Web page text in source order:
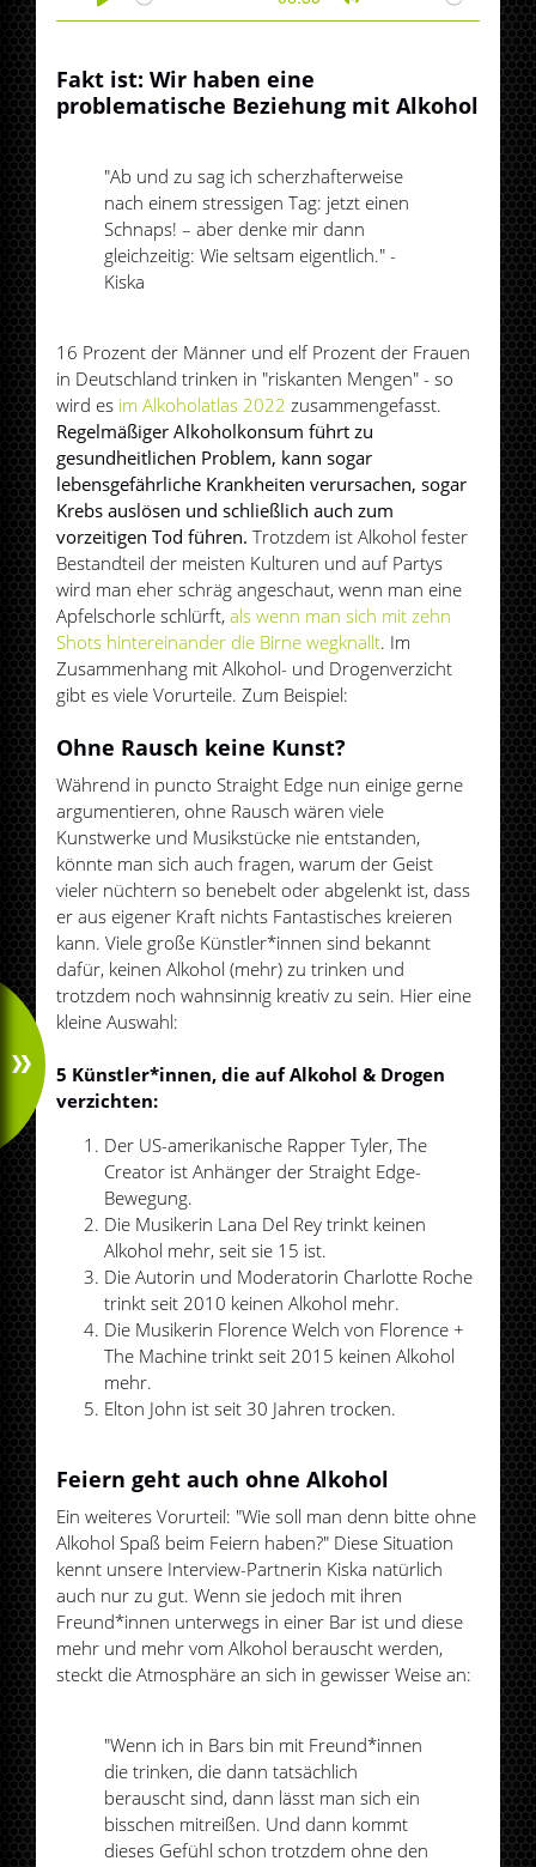
Play Mute
Fakt ist: Wir haben eine
problematische Beziehung mit Alkohol
"Ab und zu sag ich scherzhafterweise
nach einem stressigen Tag: jetzt einen
Schnaps! – aber denke mir dann
gleichzeitig: Wie seltsam eigentlich." -
Kiska
16 Prozent der Männer und elf Prozent der Frauen
in Deutschland trinken in "riskanten Mengen" - so
wird es im Alkoholatlas 2022 zusammengefasst.
Regelmäßiger Alkoholkonsum führt zu
gesundheitlichen Problem, kann sogar
lebensgefährliche Krankheiten verursachen, sogar
Krebs auslösen und schließlich auch zum
vorzeitigen Tod führen. Trotzdem ist Alkohol fester
Bestandteil der meisten Kulturen und auf Partys
wird man eher schräg angeschaut, wenn man eine
Apfelschorle schlürft,als wenn man sich mit zehn
Shots hintereinander die Birne wegknallt. Im
Zusammenhang mit Alkohol- und Drogenverzicht
gibt es viele Vorurteile. Zum Beispiel:
Ohne Rausch keine Kunst?
Während in puncto Straight Edge nun einige gerne
argumentieren, ohne Rausch wären viele
Kunstwerke und Musikstücke nie entstanden,
könnte man sich auch fragen, warum der Geist
vieler nüchtern so benebelt oder abgelenkt ist, dass
er aus eigener Kraft nichts Fantastisches kreieren
kann. Viele große Künstler*innen sind bekannt
dafür, keinen Alkohol (mehr) zu trinken und
trotzdem noch wahnsinnig kreativ zu sein. Hier eine
kleine Auswahl:
5 Künstler*innen, die auf Alkohol & Drogen
verzichten:
Der US-amerikanische Rapper Tyler, The
Creator ist Anhänger der Straight Edge-
Bewegung.
Die Musikerin Lana Del Rey trinkt keinen
Alkohol mehr, seit sie 15 ist.
Die Autorin und Moderatorin Charlotte Roche
trinkt seit 2010 keinen Alkohol mehr.
Die Musikerin Florence Welch von Florence +
The Machine trinkt seit 2015 keinen Alkohol
mehr.
Elton John ist seit 30 Jahren trocken.
Feiern geht auch ohne Alkohol
Ein weiteres Vorurteil: "Wie soll man denn bitte ohne
Alkohol Spaß beim Feiern haben?" Diese Situation
kennt unsere Interview-Partnerin Kiska natürlich
auch nur zu gut. Wenn sie jedoch mit ihren
Freund*innen unterwegs in einer Bar ist und diese
mehr und mehr vom Alkohol berauscht werden,
steckt die Atmosphäre an sich in gewisser Weise an:
"Wenn ich in Bars bin mit Freund*innen
die trinken, die dann tatsächlich
berauscht sind, dann lässt man sich ein
bisschen mitreißen. Und dann kommt
dieses Gefühl schon trotzdem ohne den